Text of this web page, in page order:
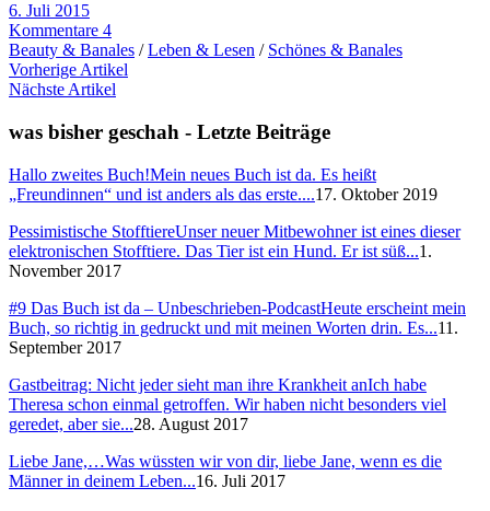
6. Juli 2015
Kommentare 4
Beauty & Banales /Leben & Lesen / Schönes & Banales
Vorherige Artikel
Nächste Artikel
was bisher geschah - Letzte Beiträge
Hallo zweites Buch!Mein neues Buch ist da. Es heißt
„Freundinnen“ und ist anders als das erste....17. Oktober 2019
Pessimistische StofftiereUnser neuer Mitbewohner ist eines dieser
elektronischen Stofftiere. Das Tier ist ein Hund. Er ist süß...1.
November 2017
#9 Das Buch ist da – Unbeschrieben-PodcastHeute erscheint mein
Buch, so richtig in gedruckt und mit meinen Worten drin. Es...11.
September 2017
Gastbeitrag: Nicht jeder sieht man ihre Krankheit anIch habe
Theresa schon einmal getroffen. Wir haben nicht besonders viel
geredet, aber sie...28. August 2017
Liebe Jane,…Was wüssten wir von dir, liebe Jane, wenn es die
Männer in deinem Leben...16. Juli 2017